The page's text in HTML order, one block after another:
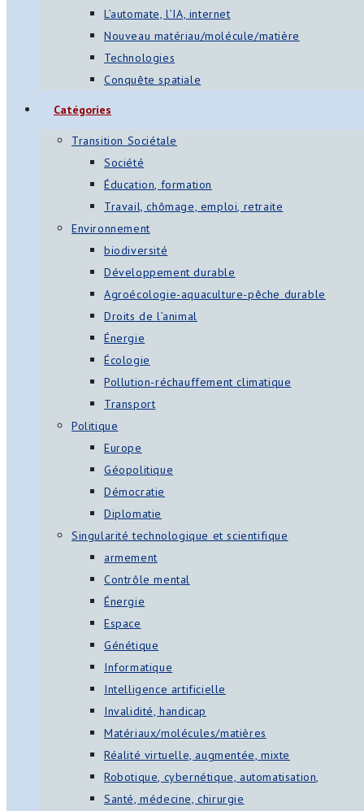
L’automate, l’IA, internet
Nouveau matériau/molécule/matière
Technologies
Conquête spatiale
Catégories
Transition Sociétale
Société
Éducation, formation
Travail, chômage, emploi, retraite
Environnement
biodiversité
Développement durable
Agroécologie-aquaculture-pêche durable
Droits de l’animal
Énergie
Écologie
Pollution-réchauffement climatique
Transport
Politique
Europe
Géopolitique
Démocratie
Diplomatie
Singularité technologique et scientifique
armement
Contrôle mental
Énergie
Espace
Génétique
Informatique
Intelligence artificielle
Invalidité, handicap
Matériaux/molécules/matières
Réalité virtuelle, augmentée, mixte
Robotique, cybernétique, automatisation,
Santé, médecine, chirurgie